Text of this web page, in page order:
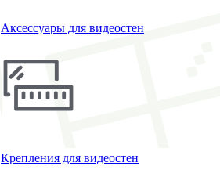
Аксессуары для видеостен
Крепления для видеостен